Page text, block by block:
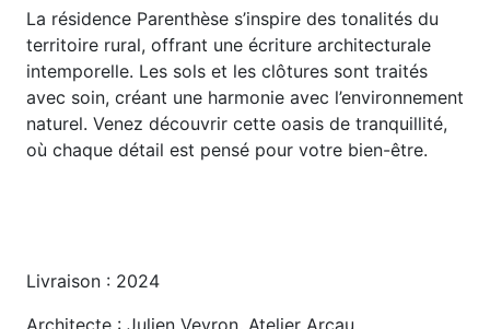
La résidence Parenthèse s’inspire des tonalités du
territoire rural, offrant une écriture architecturale
intemporelle. Les sols et les clôtures sont traités
avec soin, créant une harmonie avec l’environnement
naturel. Venez découvrir cette oasis de tranquillité,
où chaque détail est pensé pour votre bien-être.
Livraison : 2024
Architecte : Julien Veyron, Atelier Arcau